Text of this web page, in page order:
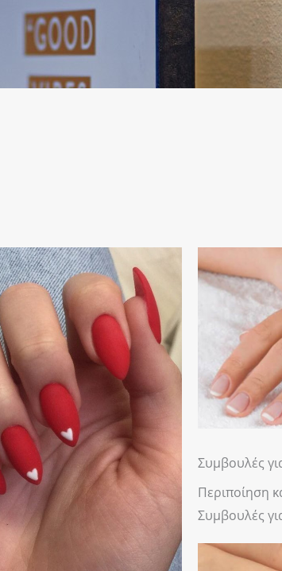
Συμβουλές
Περιποίηση
Συμβουλές